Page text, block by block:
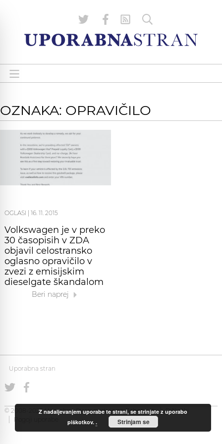
OZNAKA: OPRAVIČILO
OGLASI 16. 11. 2015
Volkswagen je v preko
30 časopisih v ZDA
objavil celostransko
oglasno opravičilo v
zvezi z emisijskim
dieselgate škandalom
Beri naprej
Uporabna stran
© 2008-2026 Uporabna Stran gostuje naZabec.net
Piškotki
Pogoji uporabe
Z nadaljevanjem uporabe te strani, se strinjate z uporabo
piškotkov.. Strinjam se